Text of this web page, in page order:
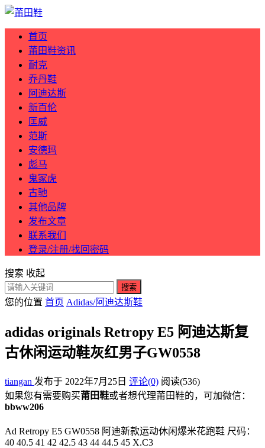
首页
莆田鞋资讯
耐克
乔丹鞋
阿迪达斯
新百伦
匡威
范斯
安德玛
彪马
鬼冢虎
古驰
其他品牌
发布文章
联系我们
登录/注册/找回密码
搜索 收起
搜索
您的位置 首页 Adidas/阿迪达斯鞋
adidas originals Retropy E5 阿迪达斯复
古休闲运动鞋灰红男子GW0558
tiangan 发布于 2022年7月25日 评论(0) 阅读(536)
如果您有需要购买莆田鞋或者想代理莆田鞋的，可加微信：
bbww206
Ad Retropy E5 GW0558 阿迪新款运动休闲爆米花跑鞋 尺码：
40 40.5 41 42 42.5 43 44 44.5 45 X.C3